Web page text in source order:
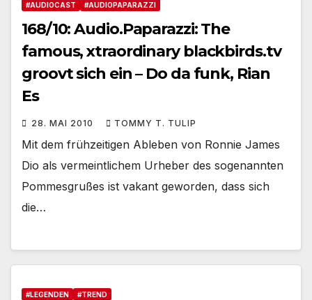
#AUDIOCAST #AUDIOPAPARAZZI
168/10: Audio.Paparazzi: The
famous, xtraordinary blackbirds.tv
groovt sich ein – Do da funk, Rian
Es
28. MAI 2010 TOMMY T. TULIP
Mit dem frühzeitigen Ableben von Ronnie James
Dio als vermeintlichem Urheber des sogenannten
Pommesgrußes ist vakant geworden, dass sich
die…
#LEGENDEN #TREND